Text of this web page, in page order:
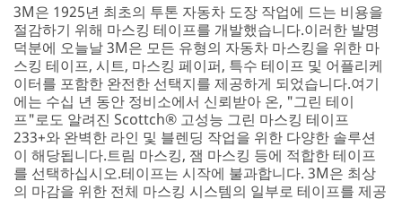
3M은 1925년 최초의 투톤 자동차 도장 작업에 드는 비용을
절감하기 위해 마스킹 테이프를 개발했습니다.이러한 발명
덕분에 오늘날 3M은 모든 유형의 자동차 마스킹을 위한 마
스킹 테이프, 시트, 마스킹 페이퍼, 특수 테이프 및 어플리케
이터를 포함한 완전한 선택지를 제공하게 되었습니다.여기
에는 수십 년 동안 정비소에서 신뢰받아 온, "그린 테이
프"로도 알려진 Scottch® 고성능 그린 마스킹 테이프
233+와 완벽한 라인 및 블렌딩 작업을 위한 다양한 솔루션
이 해당됩니다.트림 마스킹, 잼 마스킹 등에 적합한 테이프
를 선택하십시오.테이프는 시작에 불과합니다. 3M은 최상
의 마감을 위한 전체 마스킹 시스템의 일부로 테이프를 제공